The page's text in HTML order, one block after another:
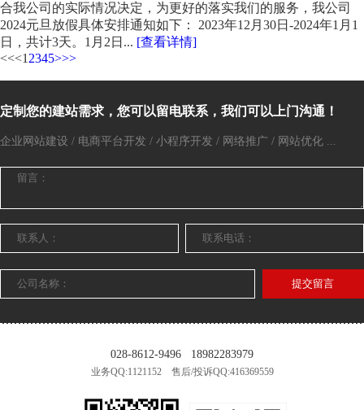
合我公司的实际情况决定，为更好的落实我们的服务，我公司
2024元旦放假具体安排通知如下： 2023年12月30日-2024年1月1
日，共计3天。1月2日... [查看详情]
<<<1 2345>>>
定制您的建站需求，您可以留电联系，我们可以上门沟通！
企业网站建设 / 电商平台开发 / 小程序开发 / 网络推广 / 网站优化 ...
提交留言
028-8612-9496 18982283979
业务QQ:1121152 售后/投诉QQ:416369559